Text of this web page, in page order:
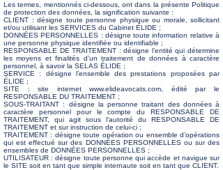
Les termes, mentionnés ci-dessous, ont dans la présente Politique
de protection des données, la signification suivante :
CLIENT : désigne toute personne physique ou morale, sollicitant
et/ou utilisant les SERVICES du Cabinet ÉLIDE ;
DONNÉES PERSONNELLES : désigne toute information relative à
une personne physique identifiée ou identifiable ;
RESPONSABLE DE TRAITEMENT : désigne l’entité qui détermine
les moyens et finalités d’un traitement de données à caractère
personnel, à savoir la SELAS ÉLIDE ;
SERVICE : désigne l’ensemble des prestations proposées par
ÉLIDE ;
SITE : site internetwww.elideavocats.com , édité par le
RESPONSABLE DU TRAITEMENT ;
SOUS-TRAITANT : désigne la personne traitant des données à
caractère personnel pour le compte du RESPONSABLE DE
TRAITEMENT, qui agit sous l’autorité du RESPONSABLE DE
TRAITEMENT et sur instruction de celui-ci ;
TRAITEMENT : désigne toute opération ou ensemble d’opérations
qui est effectué sur des DONNÉES PERSONNELLES ou sur des
ensembles de DONNÉES PERSONNELLES ;
UTILISATEUR : désigne toute personne qui accède et navigue sur
le SITE soit en tant que simple internaute soit en tant que CLIENT.